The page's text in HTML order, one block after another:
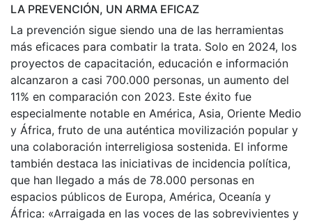
LA PREVENCIÓN, UN ARMA EFICAZ
La prevención sigue siendo una de las herramientas
más eficaces para combatir la trata. Solo en 2024, los
proyectos de capacitación, educación e información
alcanzaron a casi 700.000 personas, un aumento del
11% en comparación con 2023. Este éxito fue
especialmente notable en América, Asia, Oriente Medio
y África, fruto de una auténtica movilización popular y
una colaboración interreligiosa sostenida. El informe
también destaca las iniciativas de incidencia política,
que han llegado a más de 78.000 personas en
espacios públicos de Europa, América, Oceanía y
África: «Arraigada en las voces de las sobrevivientes y